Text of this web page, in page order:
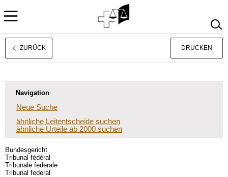
Français
ZURÜCK DRUCKEN
Navigation
Neue Suche
ähnliche Leitentscheide suchen
ähnliche Urteile ab 2000 suchen
Bundesgericht
Tribunal fédéral
Tribunale federale
Tribunal federal